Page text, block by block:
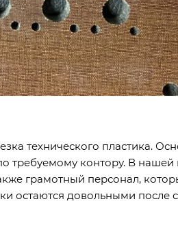
технического пластика.
требуемому контору. В
грамотный персонал,
остаются довольными после